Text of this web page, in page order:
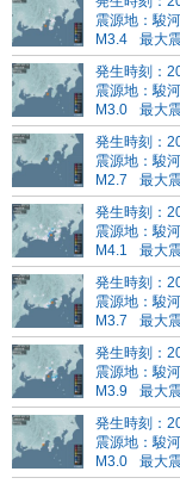
震源地：駿
M3.4
最大
発生時刻：
震源地：駿
M3.0
最大
発生時刻：
震源地：駿
M2.7
最大
発生時刻：
震源地：駿
M4.1
最大
発生時刻：
震源地：駿
M3.7
最大
発生時刻：
震源地：駿
M3.9
最大
発生時刻：
震源地：駿
M3.0
最大